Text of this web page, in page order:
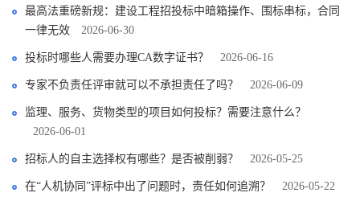
最高法重磅新规：建设工程招投标中暗箱操作、围标串标，合同
一律无效
2026-06-30
投标时哪些人需要办理CA数字证书？ 2026-06-16
专家不负责任评审就可以不承担责任了吗？ 2026-06-09
监理、服务、货物类型的项目如何投标？需要注意什么？
2026-06-01
招标人的自主选择权有哪些？是否被削弱？ 2026-05-25
在“人机协同”评标中出了问题时，责任如何追溯？ 2026-05-22